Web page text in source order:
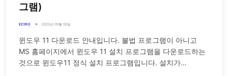
그램)
EZIRO 2023년 09월 06일
윈도우 11 다운로드 안내입니다. 불법 프로그램이 아니고
MS 홈페이지에서 윈도우 11 설치 프로그램을 다운로드하는
것으로 윈도우11 정식 설치 프로그램입니다. 설치가…